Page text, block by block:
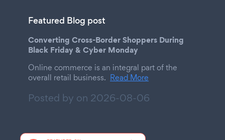
Featured Blog post
Converting Cross-Border Shoppers During
Black Friday & Cyber Monday
Online commerce is an integral part of the
overall retail business. Read More
Posted by on 2026-08-06